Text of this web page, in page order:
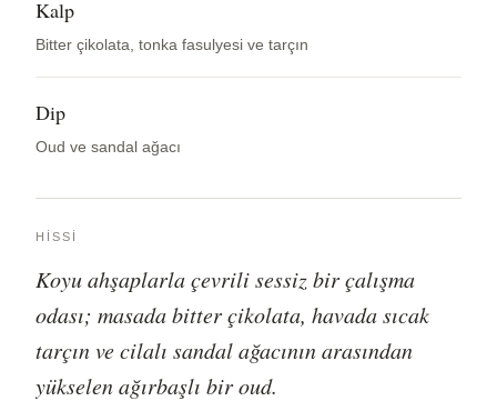
Kalp
Bitter çikolata, tonka fasulyesi ve tarçın
Dip
Oud ve sandal ağacı
HISSI
Koyu ahşaplarla çevrili sessiz bir çalışma
odası; masada bitter çikolata, havada sıcak
tarçın ve cilalı sandal ağacının arasından
yükselen ağırbaşlı bir oud.